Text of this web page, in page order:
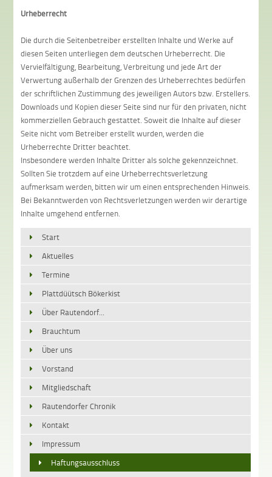
Urheberrecht
Die durch die Seitenbetreiber erstellten Inhalte und Werke auf
diesen Seiten unterliegen dem deutschen Urheberrecht. Die
Vervielfältigung, Bearbeitung, Verbreitung und jede Art der
Verwertung außerhalb der Grenzen des Urheberrechtes bedürfen
der schriftlichen Zustimmung des jeweiligen Autors bzw. Erstellers.
Downloads und Kopien dieser Seite sind nur für den privaten, nicht
kommerziellen Gebrauch gestattet. Soweit die Inhalte auf dieser
Seite nicht vom Betreiber erstellt wurden, werden die
Urheberrechte Dritter beachtet.
Insbesondere werden Inhalte Dritter als solche gekennzeichnet.
Sollten Sie trotzdem auf eine Urheberrechtsverletzung
aufmerksam werden, bitten wir um einen entsprechenden Hinweis.
Bei Bekanntwerden von Rechtsverletzungen werden wir derartige
Inhalte umgehend entfernen.
Start
Aktuelles
Termine
Plattdüütsch Bökerkist
Über Rautendorf...
Brauchtum
Über uns
Vorstand
Mitgliedschaft
Rautendorfer Chronik
Kontakt
Impressum
Haftungsausschluss